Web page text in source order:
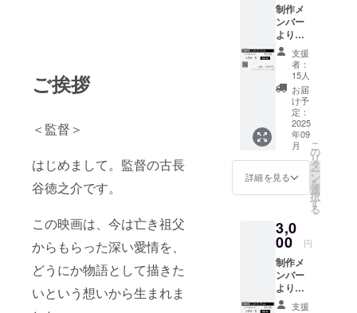
ご挨拶
＜監督＞
はじめまして。監督の古長
谷徳之介です。
この映画は、今は亡き祖父
からもらった深い愛情を、
どうにか物語として描きた
いという想いから生まれま
制作メ
ンバー
よりお
礼の
メール
＋エン
ドクレ
ジット
にお名
前掲載
制作メ
ンバー
からの
お礼の
メール
に加
ンドク
レジッ
トにお
名前を
掲載さ
せてい
ただき
支援
者：
15人
お届
け予
定：
2025
年09
月
詳細を見る
こ
の
リ
タ
ー
ン
を
選
択
す
る
3,0
00 円
制作メ
ンバー
よりお
礼の支援